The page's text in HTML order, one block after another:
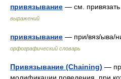
привязывание — см.
выражений
привязывание — при/вяз/ыва/
орфографический словарь
Привязывание (Chaining) —